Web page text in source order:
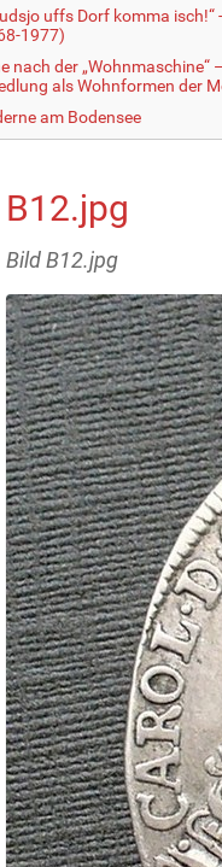
uffs Dorf komma
1977)
nach der „Wohnmaschine“
als Wohnformen der
am Bodensee
B12.jpg
Bild B12.jpg